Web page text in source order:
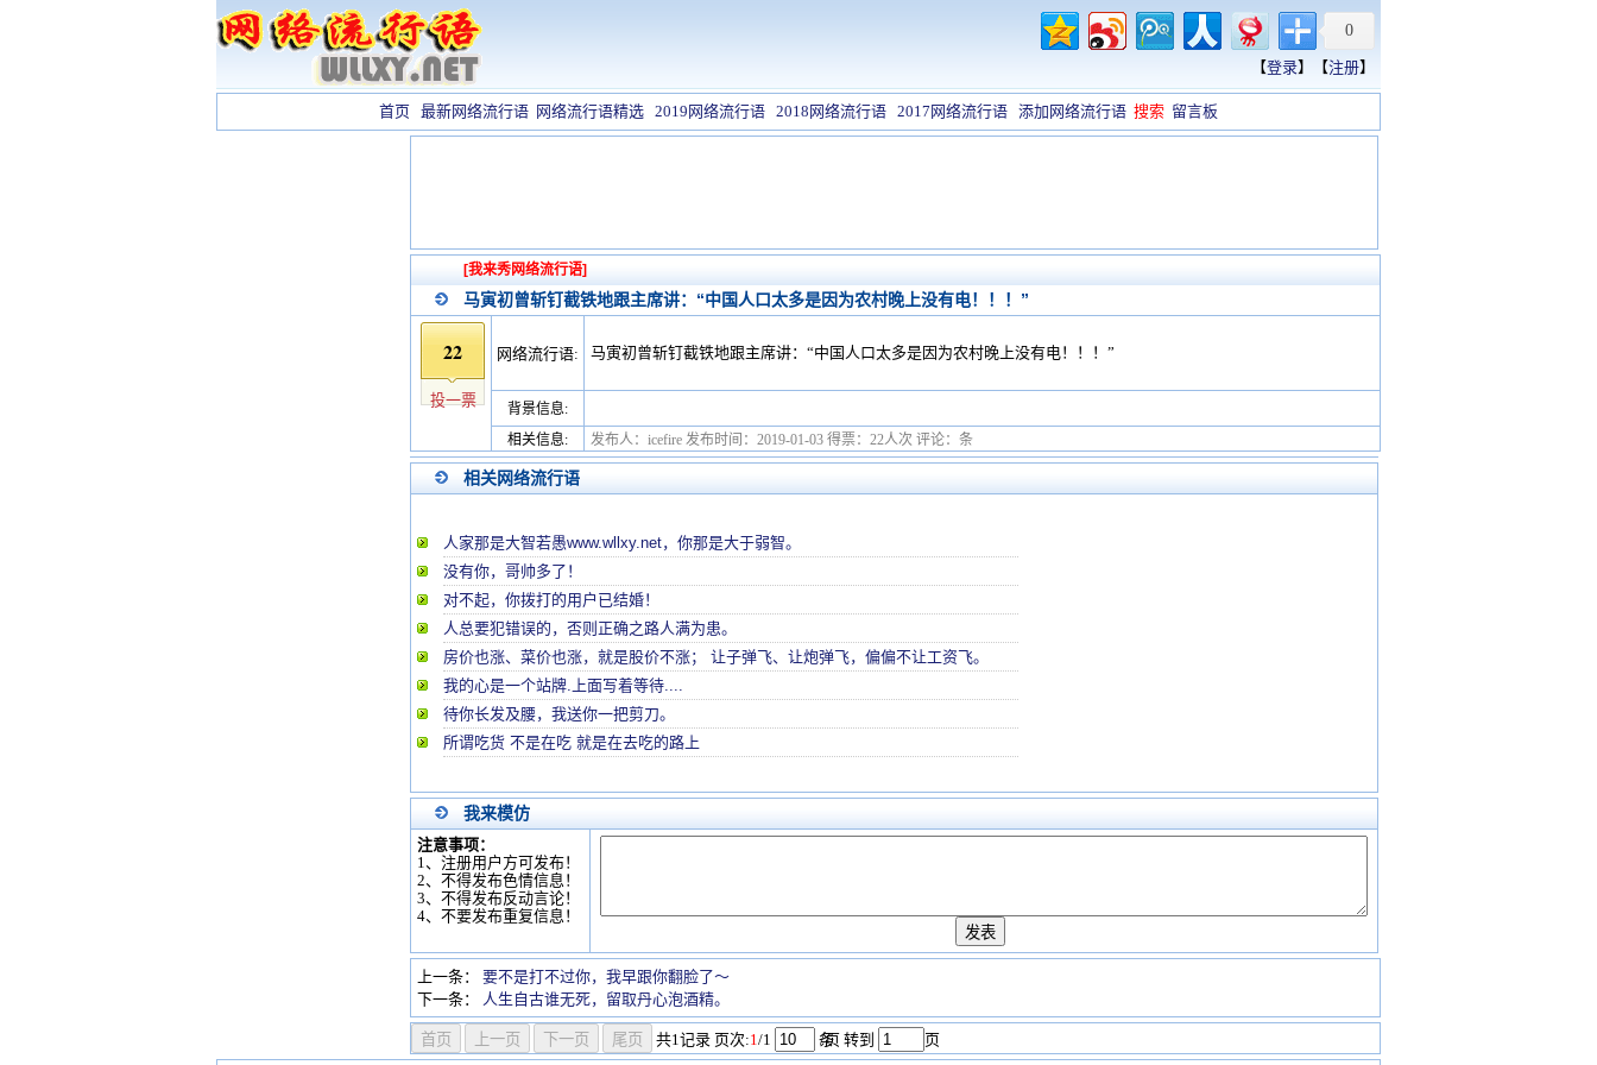
0
【登录】【注册】
首页 最新网络流行语 网络流行语精选 2019网络流行语 2018网络流行语 2017网络流行语 添加网络流行语 搜索 留言板
[我来秀网络流行语]
马寅初曾斩钉截铁地跟主席讲：“中国人口太多是因为农村晚上没有电！！！”
22
投一票
网络流行语: 马寅初曾斩钉截铁地跟主席讲：“中国人口太多是因为农村晚上没有电！！！”
背景信息:
相关信息:
发布人：icefire 发布时间：2019-01-03 得票：22人次 评论：条
相关网络流行语
人家那是大智若愚www.wllxy.net，你那是大于弱智。
没有你，哥帅多了！
对不起，你拨打的用户已结婚！
人总要犯错误的，否则正确之路人满为患。
房价也涨、菜价也涨，就是股价不涨； 让子弹飞、让炮弹飞，偏偏不让工资飞。
我的心是一个站牌.上面写着等待....
待你长发及腰，我送你一把剪刀。
所谓吃货 不是在吃 就是在去吃的路上
我来模仿
注意事项：
1、注册用户方可发布！
2、不得发布色情信息！
3、不得发布反动言论！
4、不要发布重复信息！
上一条：
要不是打不过你，我早跟你翻脸了～
下一条：
人生自古谁无死，留取丹心泡酒精。
共1记录 页次:1/1 条
/页 转到 页